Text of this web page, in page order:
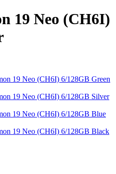
19 Neo (CH6I)